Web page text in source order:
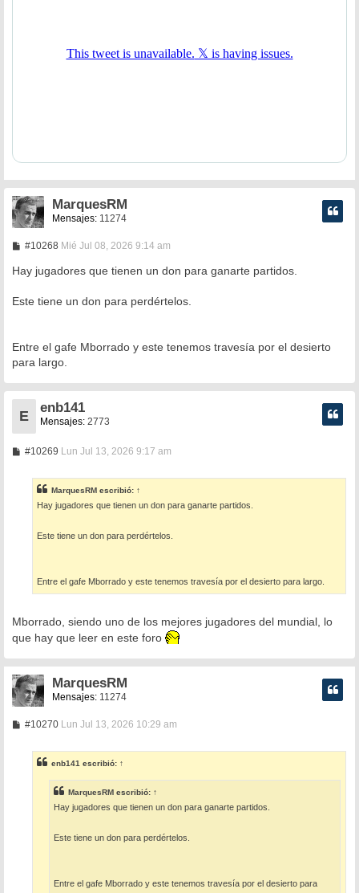
MarquesRM
Mensajes: 11274
#10268M
n
j
Mié Jul 08, 2026 9:14 am
Hay jugadores que tienen un don para ganarte partidos.
Este tiene un don para perdértelos.
Entre el gafe Mborrado y este tenemos travesía por el desierto
para largo.
E
enb141
Mensajes: 2773
#10269M
a
j
Lun Jul 13, 2026 9:17 am
MarquesRM escribió: ↑
Hay jugadores que tienen un don para ganarte partidos.
Este tiene un don para perdértelos.
Entre el gafe Mborrado y este tenemos travesía por el desierto para largo.
Mborrado, siendo uno de los mejores jugadores del mundial, lo
que hay que leer en este foro
MarquesRM
Mensajes: 11274
#10270M
a
j
e
Lun Jul 13, 2026 10:29 am
enb141 escribió: ↑
MarquesRM escribió: ↑
Hay jugadores que tienen un don para ganarte partidos.
Este tiene un don para perdértelos.
Entre el gafe Mborrado y este tenemos travesía por el desierto para